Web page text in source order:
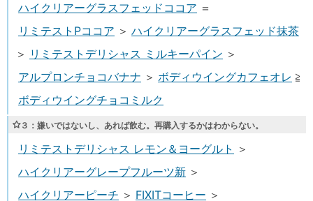
ハイクリアーグラスフェッドココア ＝
リミテストPココア ＞ ハイクリアーグラスフェッド抹茶
＞ リミテストデリシャス ミルキーパイン ＞
アルプロンチョコバナナ ＞ ボディウイングカフェオレ ≧
ボディウイングチョコミルク
３ ：嫌いではないし、あれば飲む。再購入するかはわからない。
リミテストデリシャス レモン＆ヨーグルト ＞
ハイクリアーグレープフルーツ新 ＞
ハイクリアーピーチ ＞ FIXITコーヒー ＞